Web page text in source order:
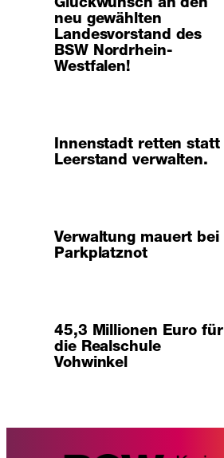
Glückwunsch an den
neu gewählten
Landesvorstand des
BSW Nordrhein-
Westfalen!
Innenstadt retten statt
Leerstand verwalten.
Verwaltung mauert bei
Parkplatznot
45,3 Millionen Euro für
die Realschule
Vohwinkel